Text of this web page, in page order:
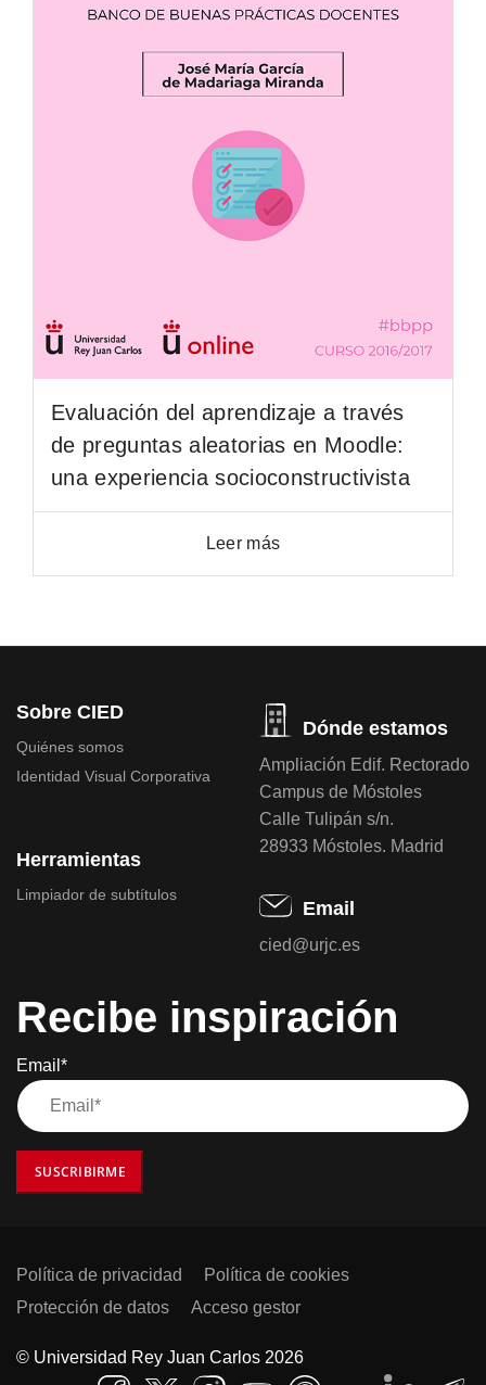
Evaluación del aprendizaje a través
de preguntas aleatorias en Moodle:
una experiencia socioconstructivista
Leer más
Sobre CIED
Quiénes somos
Identidad Visual Corporativa
Herramientas
Limpiador de subtítulos
Dónde estamos
Ampliación Edif. Rectorado
Campus de Móstoles
Calle Tulipán s/n.
28933 Móstoles. Madrid
Email
cied@urjc.es
Recibe inspiración
Email*
SUSCRIBIRME
Política de privacidad
Política de cookies
Protección de datos
Acceso gestor
© Universidad Rey Juan Carlos 2026